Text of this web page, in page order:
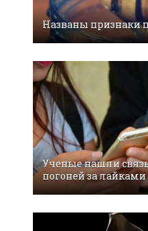
Названы признаки
Ученые нашли
погоней за лайками